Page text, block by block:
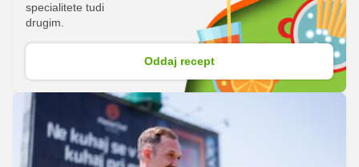
specialitete tudi
drugim.
Oddaj recept